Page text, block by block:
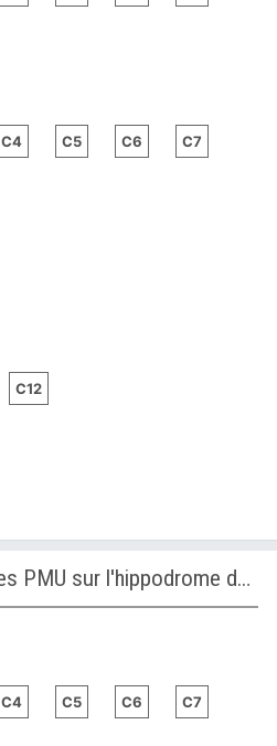
C4 C5 C6 C7
C12
Les vidéos des courses PMU sur l'hippodrome de WOLVEGA
C4 C5 C6 C7